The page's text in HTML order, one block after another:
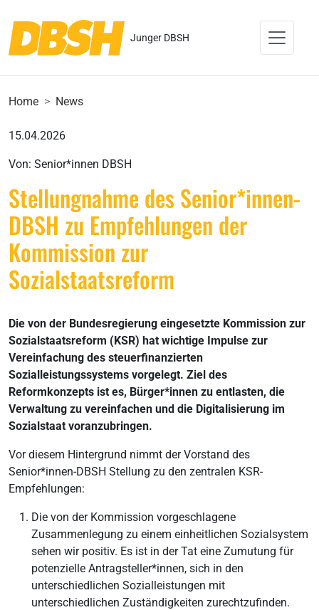
Junger DBSH
Home News
15.04.2026
Von: Senior*innen DBSH
Stellungnahme des Senior*innen-
DBSH zu Empfehlungen der
Kommission zur
Sozialstaatsreform
Die von der Bundesregierung eingesetzte Kommission zur
Sozialstaatsreform (KSR) hat wichtige Impulse zur
Vereinfachung des steuerfinanzierten
Sozialleistungssystems vorgelegt. Ziel des
Reformkonzepts ist es, Bürger*innen zu entlasten, die
Verwaltung zu vereinfachen und die Digitalisierung im
Sozialstaat voranzubringen.
Vor diesem Hintergrund nimmt der Vorstand des
Senior*innen-DBSH Stellung zu den zentralen KSR-
Empfehlungen:
Die von der Kommission vorgeschlagene
Zusammenlegung zu einem einheitlichen Sozialsystem
sehen wir positiv. Es ist in der Tat eine Zumutung für
potenzielle Antragsteller*innen, sich in den
unterschiedlichen Sozialleistungen mit
unterschiedlichen Zuständigkeiten zurechtzufinden.